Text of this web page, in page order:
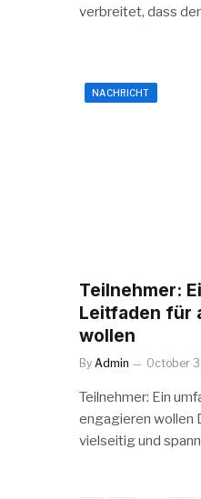
verbreitet, dass
NACHRICHT
Teilnehmer:
Leitfaden für
wollen
By Admin October
Teilnehmer: Ein
engagieren wollen
vielseitig und